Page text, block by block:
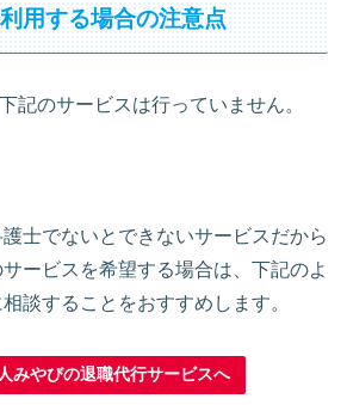
用する場合の注意点
記のサービスは行っていません。
士でないとできないサービスだから
ービスを希望する場合は、下記のよ
談することをおすすめします。
みやびの退職代行サービスへ